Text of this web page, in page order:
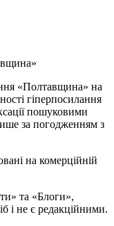
«Полтавщина» на
гіперпосилання
пошуковими
за погодженням з
на комерційній
та «Блоги»,
і не є редакційними.